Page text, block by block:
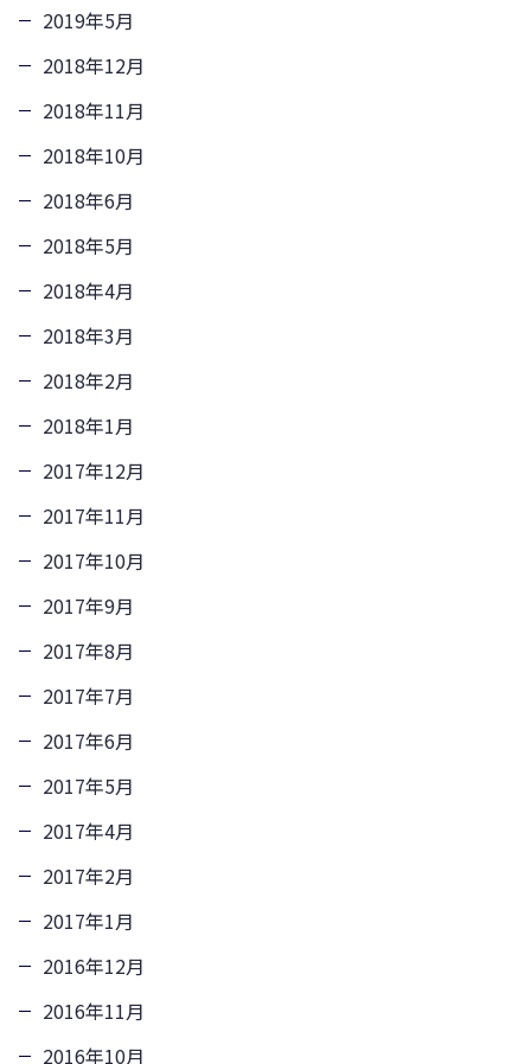
2019年5月
2018年12月
2018年11月
2018年10月
2018年6月
2018年5月
2018年4月
2018年3月
2018年2月
2018年1月
2017年12月
2017年11月
2017年10月
2017年9月
2017年8月
2017年7月
2017年6月
2017年5月
2017年4月
2017年2月
2017年1月
2016年12月
2016年11月
2016年10月